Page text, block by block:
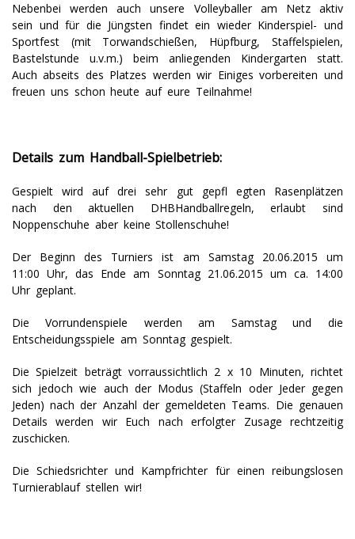
Nebenbei werden auch unsere Volleyballer am Netz aktiv
sein und für die Jüngsten findet ein wieder Kinderspiel- und
Sportfest (mit Torwandschießen, Hüpfburg, Staffelspielen,
Bastelstunde u.v.m.) beim anliegenden Kindergarten statt.
Auch abseits des Platzes werden wir Einiges vorbereiten und
freuen uns schon heute auf eure Teilnahme!
Details zum Handball-Spielbetrieb:
Gespielt wird auf drei sehr gut gepfl egten Rasenplätzen
nach den aktuellen DHBHandballregeln, erlaubt sind
Noppenschuhe aber keine Stollenschuhe!
Der Beginn des Turniers ist am Samstag 20.06.2015 um
11:00 Uhr, das Ende am Sonntag 21.06.2015 um ca. 14:00
Uhr geplant.
Die Vorrundenspiele werden am Samstag und die
Entscheidungsspiele am Sonntag gespielt.
Die Spielzeit beträgt vorraussichtlich 2 x 10 Minuten, richtet
sich jedoch wie auch der Modus (Staffeln oder Jeder gegen
Jeden) nach der Anzahl der gemeldeten Teams. Die genauen
Details werden wir Euch nach erfolgter Zusage rechtzeitig
zuschicken.
Die Schiedsrichter und Kampfrichter für einen reibungslosen
Turnierablauf stellen wir!